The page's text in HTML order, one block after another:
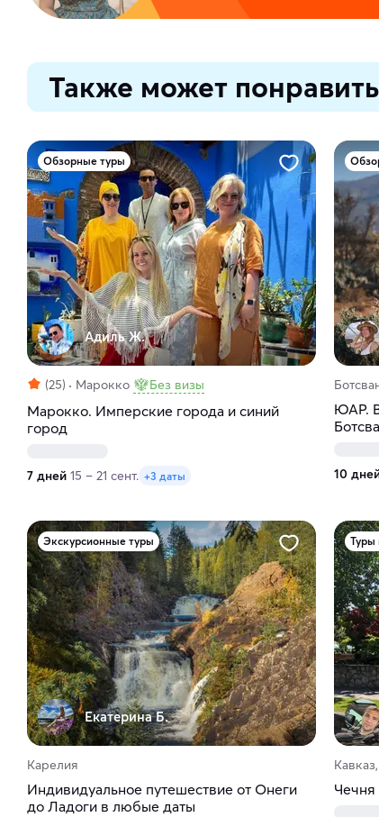
Также может
Обзорные туры
Адиль Ж.
(25) Марокко Без визы
Марокко. Имперские города и синий
город
7 дней 15 – 21 сент. +3 даты
ЮАР.
10
Экскурсионные туры
Екатерина Б.
Карелия
Индивидуальное путешествие от Онеги
до Ладоги в любые даты
Туры
Чечня